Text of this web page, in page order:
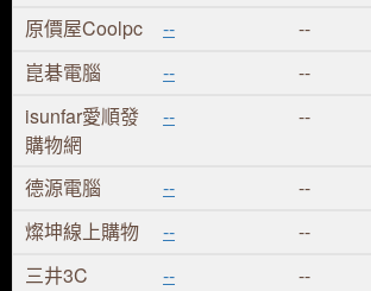
原價屋Coolpc
--
--
崑碁電腦
--
--
isunfar愛順發
購物網
-- --
德源電腦 --
--
燦坤線上購物
--
--
三井3C
--
--